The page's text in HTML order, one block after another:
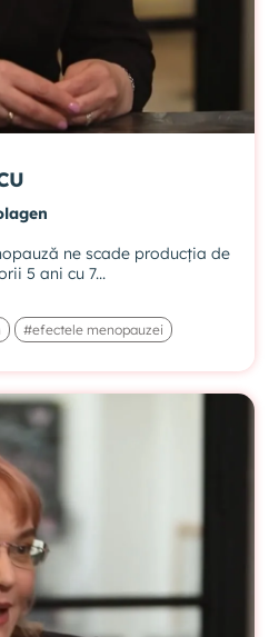
ne scade producția de
5 ani cu 7...
#efectele menopauzei